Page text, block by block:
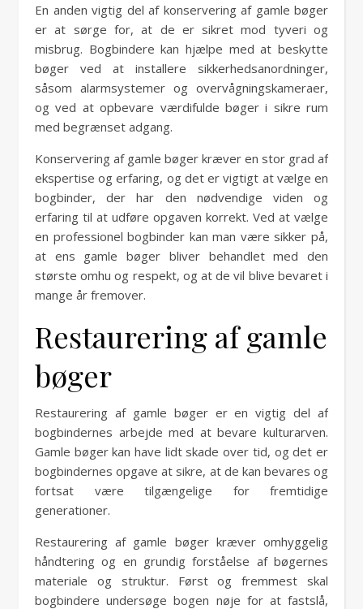
En anden vigtig del af konservering af gamle bøger
er at sørge for, at de er sikret mod tyveri og
misbrug. Bogbindere kan hjælpe med at beskytte
bøger ved at installere sikkerhedsanordninger,
såsom alarmsystemer og overvågningskameraer,
og ved at opbevare værdifulde bøger i sikre rum
med begrænset adgang.
Konservering af gamle bøger kræver en stor grad af
ekspertise og erfaring, og det er vigtigt at vælge en
bogbinder, der har den nødvendige viden og
erfaring til at udføre opgaven korrekt. Ved at vælge
en professionel bogbinder kan man være sikker på,
at ens gamle bøger bliver behandlet med den
største omhu og respekt, og at de vil blive bevaret i
mange år fremover.
Restaurering af gamle
bøger
Restaurering af gamle bøger er en vigtig del af
bogbindernes arbejde med at bevare kulturarven.
Gamle bøger kan have lidt skade over tid, og det er
bogbindernes opgave at sikre, at de kan bevares og
fortsat være tilgængelige for fremtidige
generationer.
Restaurering af gamle bøger kræver omhyggelig
håndtering og en grundig forståelse af bøgernes
materiale og struktur. Først og fremmest skal
bogbindere undersøge bogen nøje for at fastslå,